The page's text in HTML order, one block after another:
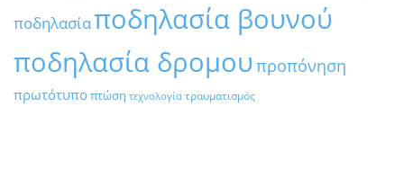
ποδηλασίαποδηλασία βουνού
ποδηλασία δρομου προπόνηση
πρωτότυποπτώση τεχνολογία τραυματισμός